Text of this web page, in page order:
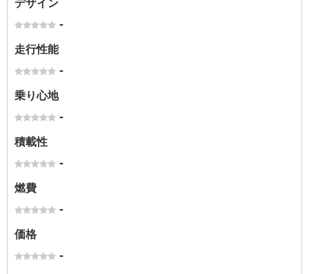
デザイン
-
走行性能
-
乗り心地
-
積載性
-
燃費
-
価格
-